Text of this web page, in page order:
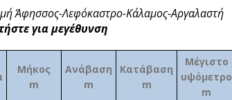
Άφησσος-Λεφόκαστρο-Κάλαμος-Αργαλαστή
για μεγέθυνση
Μήκος
m
Ανάβαση
m
Κατάβαση
m
Μέγιστο
υψόμετρο
m